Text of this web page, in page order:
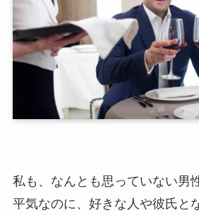
私も、なんとも思っていない男
平気なのに、好きな人や彼氏と